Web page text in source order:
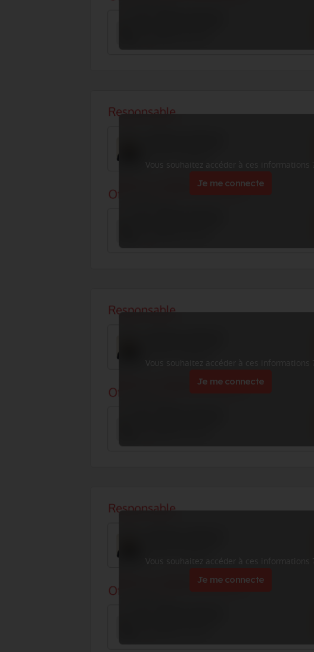
Vous souhaitez accéder à ces informations
Je me connecte
Vous souhaitez accéder à ces informations
Je me connecte
Vous souhaitez accéder à ces informations
Je me connecte